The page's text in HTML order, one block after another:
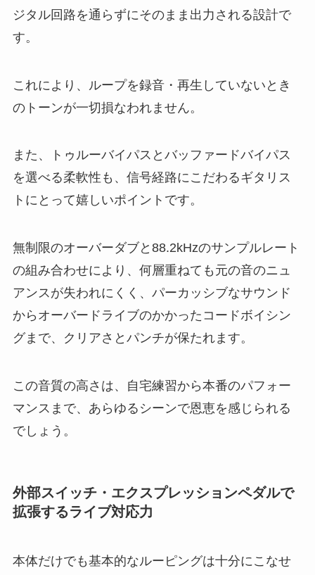
ジタル回路を通らずにそのまま出力される設計で
す。
これにより、ループを録音・再生していないとき
のトーンが一切損なわれません。
また、トゥルーバイパスとバッファードバイパス
を選べる柔軟性も、信号経路にこだわるギタリス
トにとって嬉しいポイントです。
無制限のオーバーダブと88.2kHzのサンプルレート
の組み合わせにより、何層重ねても元の音のニュ
アンスが失われにくく、パーカッシブなサウンド
からオーバードライブのかかったコードボイシン
グまで、クリアさとパンチが保たれます。
この音質の高さは、自宅練習から本番のパフォー
マンスまで、あらゆるシーンで恩恵を感じられる
でしょう。
外部スイッチ・エクスプレッションペダルで
拡張するライブ対応力
本体だけでも基本的なルーピングは十分にこなせ